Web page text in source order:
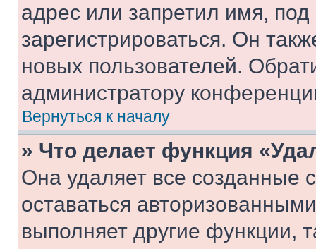
адрес или запретил имя,
зарегистрироваться. Он
новых пользователей.
администратору
Вернуться к началу
» Что делает функция
Она удаляет все созданные
оставаться
выполняет другие функции,